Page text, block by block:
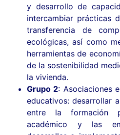
y desarrollo de
intercambiar prácticas
transferencia de
ecológicas, así como
herramientas de
de la sostenibilidad
la vivienda.
Grupo 2: Asociaciones
educativos: desarrollar
entre la formación
académico y las